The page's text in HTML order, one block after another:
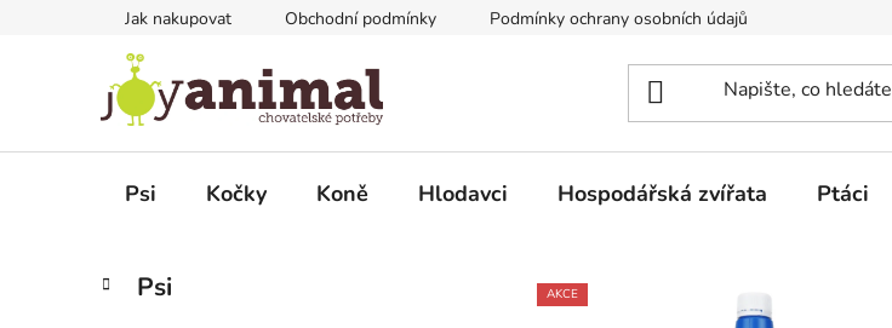
Jak nakupovat Obchodní podmínky Podmínky ochrany osobních údajů
Psi Kočky Koně Hlodavci Hospodářská zvířata Ptáci
PPřeskočit
kategorie
K
a
Psi
AKCE